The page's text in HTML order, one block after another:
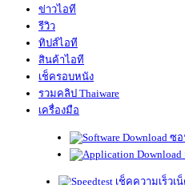
ข่าวไอที
รีวิว
ทิปส์ไอที
สินค้าไอที
เช็ครอบหนัง
รวมคลิป Thaiware
เครื่องมือ
ซอ
เช็คความเร็วเน็